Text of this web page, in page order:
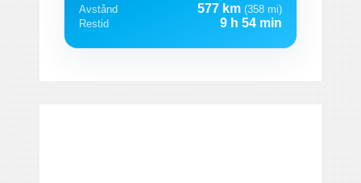
Avstånd 577 km (358 mi)
Restid
9 h 54 min